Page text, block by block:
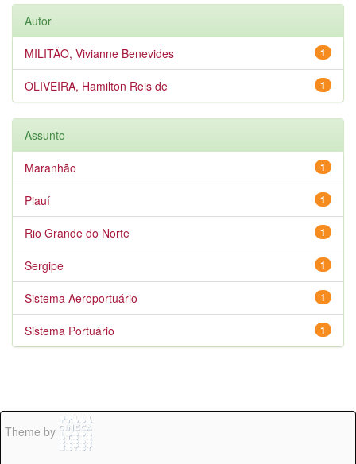
Autor
1
MILITÃO, Vivianne Benevides
1
OLIVEIRA, Hamilton Reis de
Assunto
1
Maranhão
1
Piauí
1
Rio Grande do Norte
1
Sergipe
1
Sistema Aeroportuário
1
Sistema Portuário
Theme by